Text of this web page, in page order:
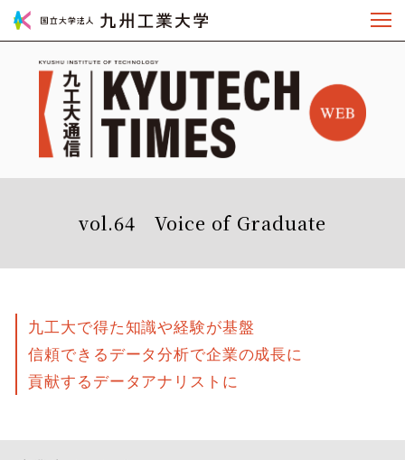
vol.64 Voice of Graduate
九工大で得た知識や経験が基盤
信頼できるデータ分析で企業の成長に
貢献するデータアナリストに